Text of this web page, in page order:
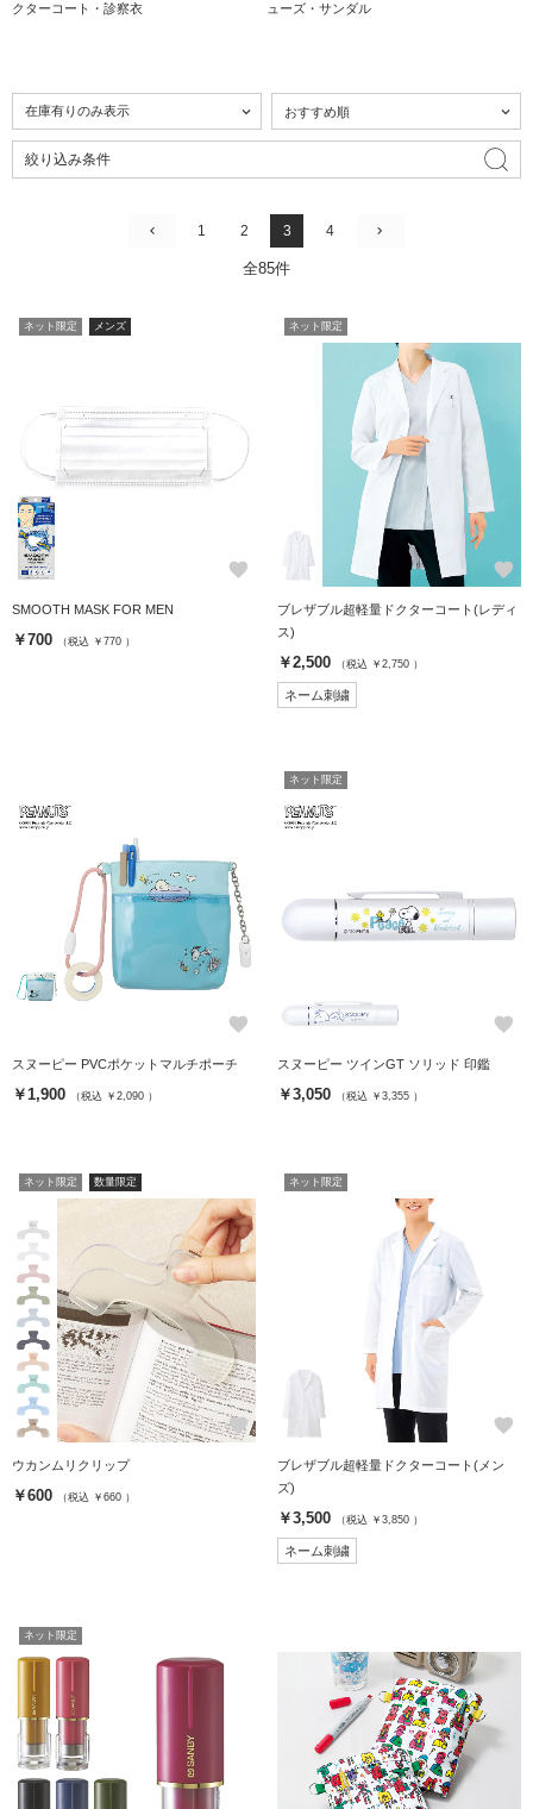
クターコート・診察衣
ューズ・サンダル
絞り込み条件
1 2 3 4
全85件
ネット限定 メンズ
favorite
SMOOTH MASK FOR MEN
￥700 （税込 ￥770 ）
ネット限定
favorite
ブレザブル超軽量ドクターコート(レディ
ス)
￥2,500 （税込 ￥2,750 ）
ネーム刺繍
favorite
スヌーピー PVCポケットマルチポーチ
￥1,900 （税込 ￥2,090 ）
ネット限定
favorite
スヌーピー ツインGT ソリッド 印鑑
￥3,050 （税込 ￥3,355 ）
ネット限定 数量限定
favorite
ウカンムリクリップ
￥600 （税込 ￥660 ）
ネット限定
favorite
ブレザブル超軽量ドクターコート(メン
ズ)
￥3,500 （税込 ￥3,850 ）
ネーム刺繍
ネット限定